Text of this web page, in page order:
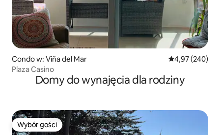
Condo w: Viña del Mar Średnia
4,97 (240)
Plaza Casino
Domy do wynajęcia dla rodziny
Wybór gości
Wybór gości